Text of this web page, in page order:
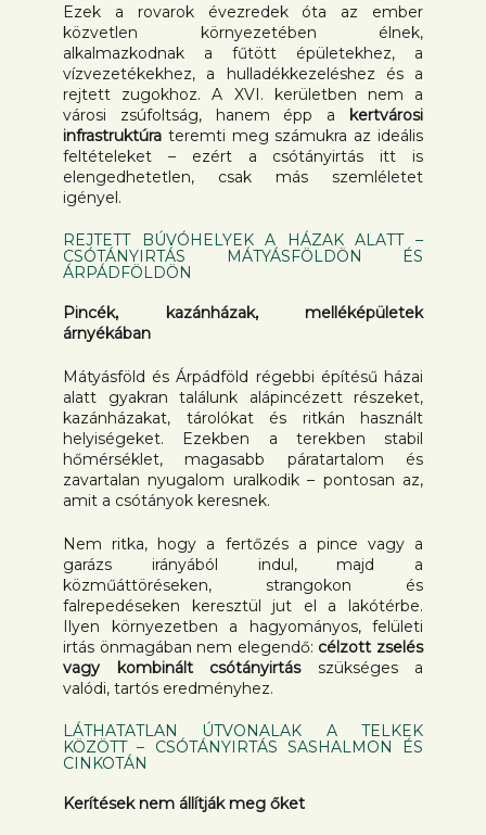
Ezek a rovarok évezredek óta az ember
közvetlen környezetében élnek,
alkalmazkodnak a fűtött épületekhez, a
vízvezetékekhez, a hulladékkezeléshez és a
rejtett zugokhoz. A XVI. kerületben nem a
városi zsúfoltság, hanem épp a kertvárosi
infrastruktúra teremti meg számukra az ideális
feltételeket – ezért a csótányirtás itt is
elengedhetetlen, csak más szemléletet
igényel.
REJTETT BÚVÓHELYEK A HÁZAK ALATT –
CSÓTÁNYIRTÁS MÁTYÁSFÖLDÖN ÉS
ÁRPÁDFÖLDÖN
Pincék, kazánházak, melléképületek
árnyékában
Mátyásföld és Árpádföld régebbi építésű házai
alatt gyakran találunk alápincézett részeket,
kazánházakat, tárolókat és ritkán használt
helyiségeket. Ezekben a terekben stabil
hőmérséklet, magasabb páratartalom és
zavartalan nyugalom uralkodik – pontosan az,
amit a csótányok keresnek.
Nem ritka, hogy a fertőzés a pince vagy a
garázs irányából indul, majd a
közműáttöréseken, strangokon és
falrepedéseken keresztül jut el a lakótérbe.
Ilyen környezetben a hagyományos, felületi
irtás önmagában nem elegendő: célzott zselés
vagy kombinált csótányirtásszükséges a
valódi, tartós eredményhez.
LÁTHATATLAN ÚTVONALAK A TELKEK
KÖZÖTT – CSÓTÁNYIRTÁS SASHALMON ÉS
CINKOTÁN
Kerítések nem állítják meg őket